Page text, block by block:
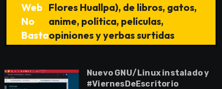
Web
No
Basta
Flores Huallpa), de libros, gatos,
anime, política, películas,
opiniones y yerbas surtidas
Nuevo GNU/Linux instalado y
#ViernesDeEscritorio